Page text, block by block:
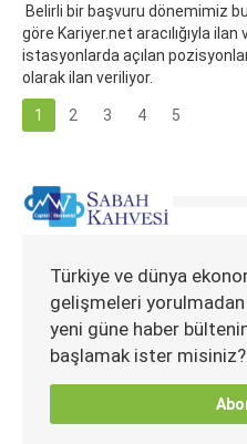
Belirli bir başvuru dönemimiz
göre Kariyer.net aracılığıyla
istasyonlarda açılan
olarak ilan veriliyor.
1 2 3 4 5
Türkiye ve dünya
gelişmeleri
yeni güne haber
başlamak ister misiniz?